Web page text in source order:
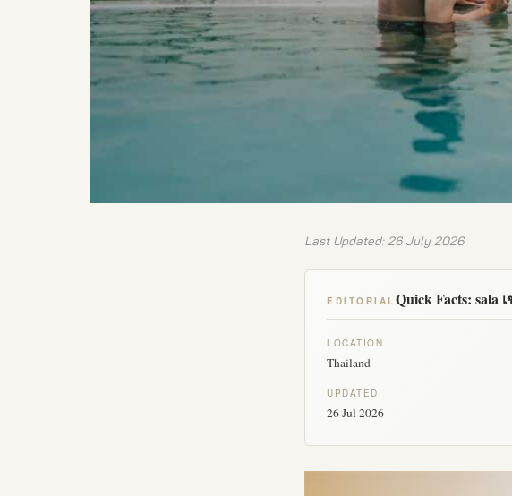
Last Updated: 26 July 2026
EDITORIAL Quick Facts: sala
LOCATION
Thailand
UPDATED
26 Jul 2026